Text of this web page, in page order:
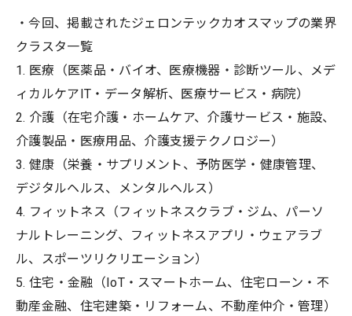
・今回、掲載されたジェロンテックカオスマップの業界
クラスタ一覧
1. 医療（医薬品・バイオ、医療機器・診断ツール、メデ
ィカルケアIT・データ解析、医療サービス・病院）
2. 介護（在宅介護・ホームケア、介護サービス・施設、
介護製品・医療用品、介護支援テクノロジー）
3. 健康（栄養・サプリメント、予防医学・健康管理、
デジタルヘルス、メンタルヘルス）
4. フィットネス（フィットネスクラブ・ジム、パーソ
ナルトレーニング、フィットネスアプリ・ウェアラブ
ル、スポーツリクリエーション）
5. 住宅・金融（IoT・スマートホーム、住宅ローン・不
動産金融、住宅建築・リフォーム、不動産仲介・管理）